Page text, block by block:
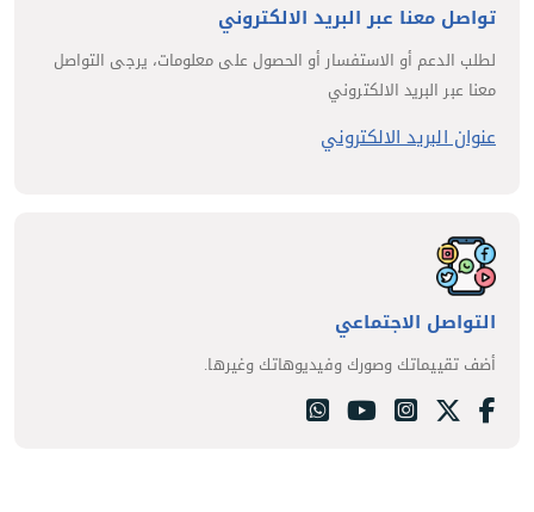
تواصل معنا عبر البريد الالكتروني
لطلب الدعم أو الاستفسار أو الحصول على معلومات، يرجى التواصل
معنا عبر البريد الالكتروني
عنوان البريد الالكتروني
التواصل الاجتماعي
أضف تقييماتك وصورك وفيديوهاتك وغيرها.